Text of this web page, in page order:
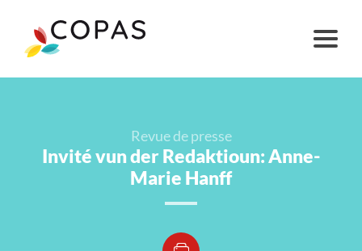
Revue de presse
Invité vun der Redaktioun: Anne-
Marie Hanff